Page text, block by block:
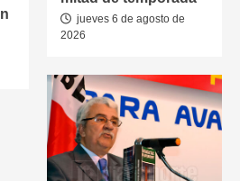
jueves 6 de agosto de
2026